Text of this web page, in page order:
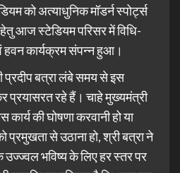
को अत्याधुनिक मॉडर्न स्पोर्ट्स
आज स्टेडियम परिसर में विधि-
हवन कार्यक्रम संपन्न हुआ।
प्रदीप बत्रा लंबे समय से इस
प्रयासरत रहे हैं। चाहे मुख्यमंत्री
की घोषणा करवानी हो या
प्रमुखता से उठाना हो, श्री बत्रा ने
भविष्य के लिए हर स्तर पर